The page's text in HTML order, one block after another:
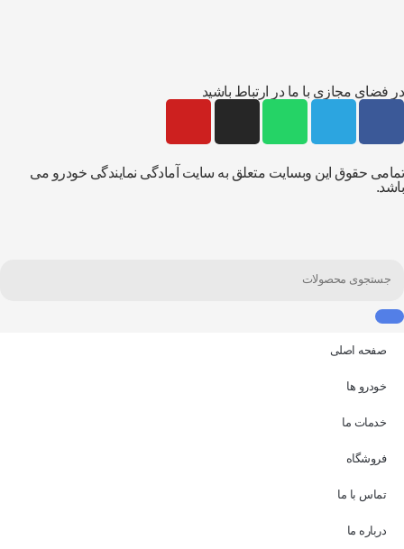
فضای مجازی با ما در ارتباط باشید
حقوق این وبسایت متعلق به سایت آمادگی نمایندگی خودرو می
صفحه اصلی
خودرو ها
خدمات ما
فروشگاه
تماس با ما
درباره ما